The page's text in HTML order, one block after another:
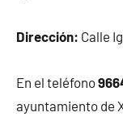
Dirección: Calle
En el teléfono
ayuntamiento de